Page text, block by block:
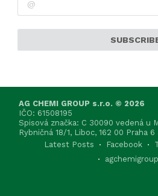
AG CHEMI GROUP s.r.o. © 2026
IČO: 61508195
Spisová značka: C 30090 vedená u
Rybničná 18/1, Liboc, 162 00 Praha 6
Latest Posts
Facebook